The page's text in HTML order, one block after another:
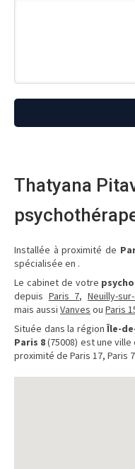
Thatyana
Installée à proximité de
spécialisée en .
Le cabinet de votre
depuis Paris 7, Neuilly-
mais aussi Vanves ou Paris
Située dans la régionÎle-
Paris 8(75008) est une
proximité de Paris 17, Paris